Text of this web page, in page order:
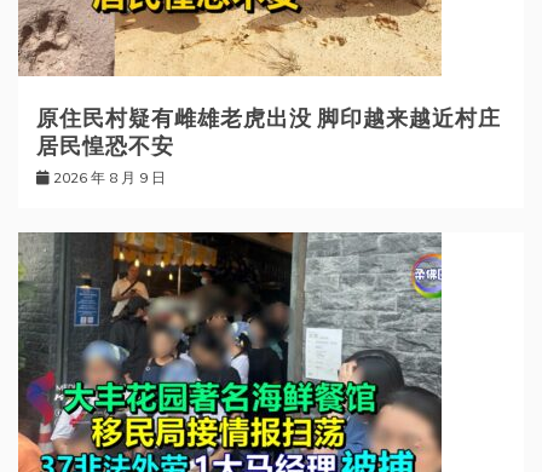
原住民村疑有雌雄老虎出没 脚印越来越近村庄
居民惶恐不安
2026 年 8 月 9 日